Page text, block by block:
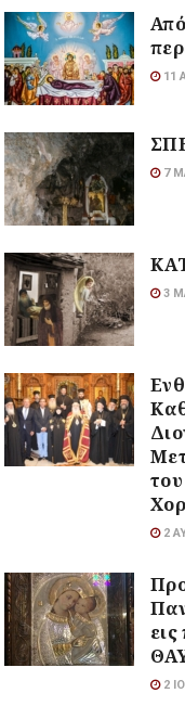
11
7
3
2
2